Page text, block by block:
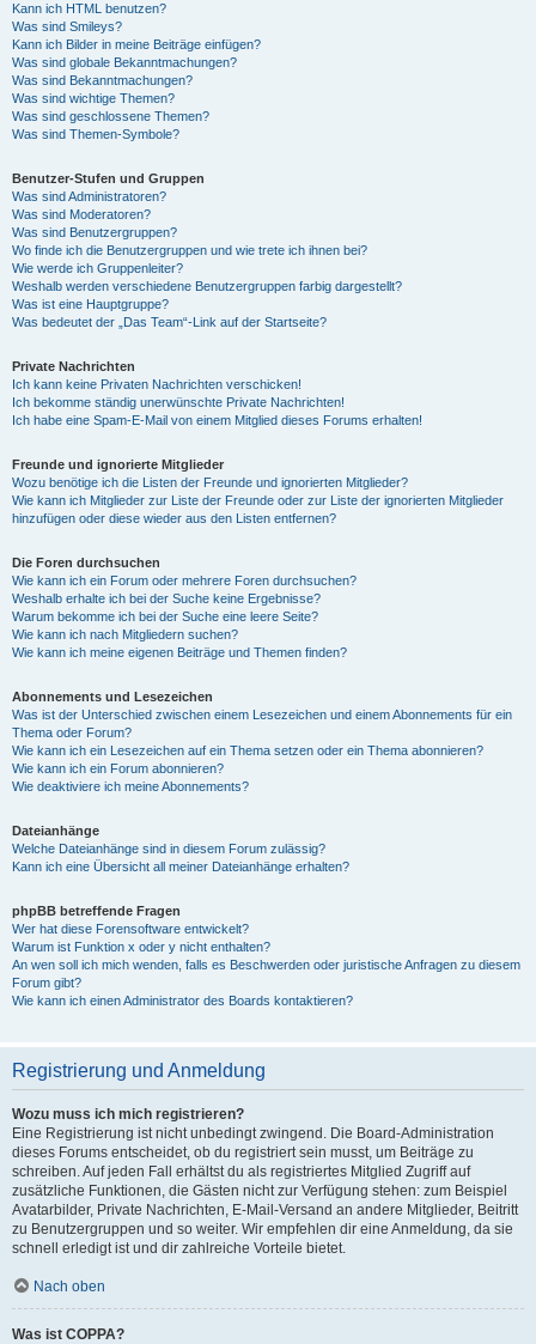
Kann ich HTML benutzen?
Was sind Smileys?
Kann ich Bilder in meine Beiträge einfügen?
Was sind globale Bekanntmachungen?
Was sind Bekanntmachungen?
Was sind wichtige Themen?
Was sind geschlossene Themen?
Was sind Themen-Symbole?
Benutzer-Stufen und Gruppen
Was sind Administratoren?
Was sind Moderatoren?
Was sind Benutzergruppen?
Wo finde ich die Benutzergruppen und wie trete ich ihnen bei?
Wie werde ich Gruppenleiter?
Weshalb werden verschiedene Benutzergruppen farbig dargestellt?
Was ist eine Hauptgruppe?
Was bedeutet der „Das Team“-Link auf der Startseite?
Private Nachrichten
Ich kann keine Privaten Nachrichten verschicken!
Ich bekomme ständig unerwünschte Private Nachrichten!
Ich habe eine Spam-E-Mail von einem Mitglied dieses Forums erhalten!
Freunde und ignorierte Mitglieder
Wozu benötige ich die Listen der Freunde und ignorierten Mitglieder?
Wie kann ich Mitglieder zur Liste der Freunde oder zur Liste der ignorierten Mitglieder
hinzufügen oder diese wieder aus den Listen entfernen?
Die Foren durchsuchen
Wie kann ich ein Forum oder mehrere Foren durchsuchen?
Weshalb erhalte ich bei der Suche keine Ergebnisse?
Warum bekomme ich bei der Suche eine leere Seite?
Wie kann ich nach Mitgliedern suchen?
Wie kann ich meine eigenen Beiträge und Themen finden?
Abonnements und Lesezeichen
Was ist der Unterschied zwischen einem Lesezeichen und einem Abonnements für ein
Thema oder Forum?
Wie kann ich ein Lesezeichen auf ein Thema setzen oder ein Thema abonnieren?
Wie kann ich ein Forum abonnieren?
Wie deaktiviere ich meine Abonnements?
Dateianhänge
Welche Dateianhänge sind in diesem Forum zulässig?
Kann ich eine Übersicht all meiner Dateianhänge erhalten?
phpBB betreffende Fragen
Wer hat diese Forensoftware entwickelt?
Warum ist Funktion x oder y nicht enthalten?
An wen soll ich mich wenden, falls es Beschwerden oder juristische Anfragen zu diesem
Forum gibt?
Wie kann ich einen Administrator des Boards kontaktieren?
Registrierung und Anmeldung
Wozu muss ich mich registrieren?
Eine Registrierung ist nicht unbedingt zwingend. Die Board-Administration
dieses Forums entscheidet, ob du registriert sein musst, um Beiträge zu
schreiben. Auf jeden Fall erhältst du als registriertes Mitglied Zugriff auf
zusätzliche Funktionen, die Gästen nicht zur Verfügung stehen: zum Beispiel
Avatarbilder, Private Nachrichten, E-Mail-Versand an andere Mitglieder, Beitritt
zu Benutzergruppen und so weiter. Wir empfehlen dir eine Anmeldung, da sie
schnell erledigt ist und dir zahlreiche Vorteile bietet.
Nach oben
Was ist COPPA?